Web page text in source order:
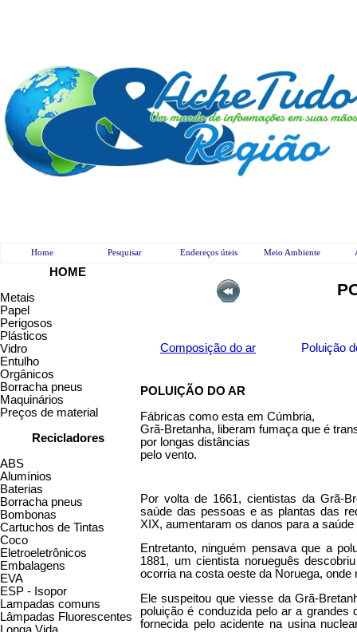
Home Pesquisar Endereços úteis Meio Ambiente
HOME
Metais
Papel
Perigosos
Plásticos
Vidro
Entulho
Orgânicos
Borracha pneus
Maquinários
Preços de material
Recicladores
ABS
Alumínios
Baterias
Borracha pneus
Bombonas
Cartuchos de Tintas
Coco
Eletroeletrônicos
Embalagens
EVA
ESP - Isopor
Lampadas comuns
Lâmpadas Fluorescentes
Composição do ar Poluição
POLUIÇÃO DO AR
Fábricas como esta em Cúmbria,
Grã-Bretanha, liberam fumaça que é
por longas distâncias
pelo vento.
Por volta de 1661, cientistas da Grã-
saúde das pessoas e as plantas das
XIX, aumentaram os danos para a
Entretanto, ninguém pensava que a
1881, um cientista norueguês
ocorria na costa oeste da Noruega, onde
Ele suspeitou que viesse da Grã-
poluição é conduzida pelo ar a
fornecida pelo acidente na usina